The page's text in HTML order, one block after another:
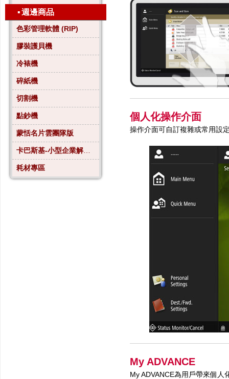
▪週邊商品
色彩管理軟體 (RIP)
膠裝護貝機
冷裱機
碎紙機
切割機
點鈔機
蒙恬名片雲團隊版
卡巴斯基-小型企業解決方案4
耗材專區
個人化操作介面
操作介面可自訂複雜或常用設
My ADVANCE
My ADVANCE為用戶帶來個